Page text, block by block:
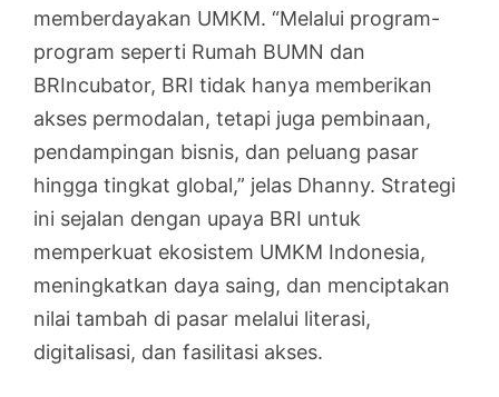
memberdayakan UMKM. “Melalui program-
program seperti Rumah BUMN dan
BRIncubator, BRI tidak hanya memberikan
akses permodalan, tetapi juga pembinaan,
pendampingan bisnis, dan peluang pasar
hingga tingkat global,” jelas Dhanny. Strategi
ini sejalan dengan upaya BRI untuk
memperkuat ekosistem UMKM Indonesia,
meningkatkan daya saing, dan menciptakan
nilai tambah di pasar melalui literasi,
digitalisasi, dan fasilitasi akses.